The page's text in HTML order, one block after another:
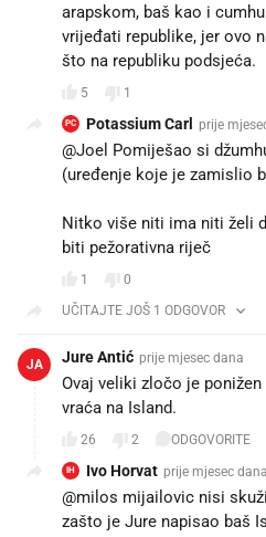
arapskom, baš kao i
vrijeđati republike, jer ovo
što na republiku podsjeća.
5 1
PC Potassium Carl prije
@Joel Pomiješao si
(uređenje koje je zamislio
Nitko više niti ima niti želi
biti pežorativna riječ
1
0
UČITAJTE JOŠ 1 ODGOVOR
JA Jure Antić prije mjesec dana
Ovaj veliki zločo je
vraća na Island.
26 2 ODGOVORITE
IH Ivo Horvat prije mjesec dana
@milos mijailovic nisi
zašto je Jure napisao baš